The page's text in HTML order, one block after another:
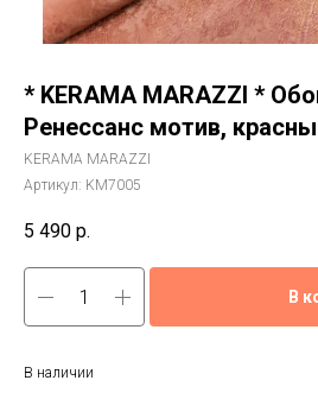
* KERAMA MARAZZI *
Ренессанс мотив,
KERAMA MARAZZI
Артикул: KM7005
5 490 р.
В
В наличии